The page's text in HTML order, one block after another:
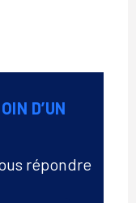
D’UN
répondre